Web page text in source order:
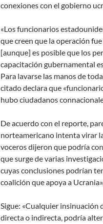
conexiones con el gobierno
«Los funcionarios
que creen que la operación
[aunque] es posible que los
capacitación gubernamental
Para lavarse las manos de
citado declara que
hubo ciudadanos
De acuerdo con el reporte,
norteamericano intenta virar
voceros dijeron que podría
que surge de varias
cuyas conclusiones podrían
coalición que apoya a
Sigue: «Cualquier insinuación
directa o indirecta, podría